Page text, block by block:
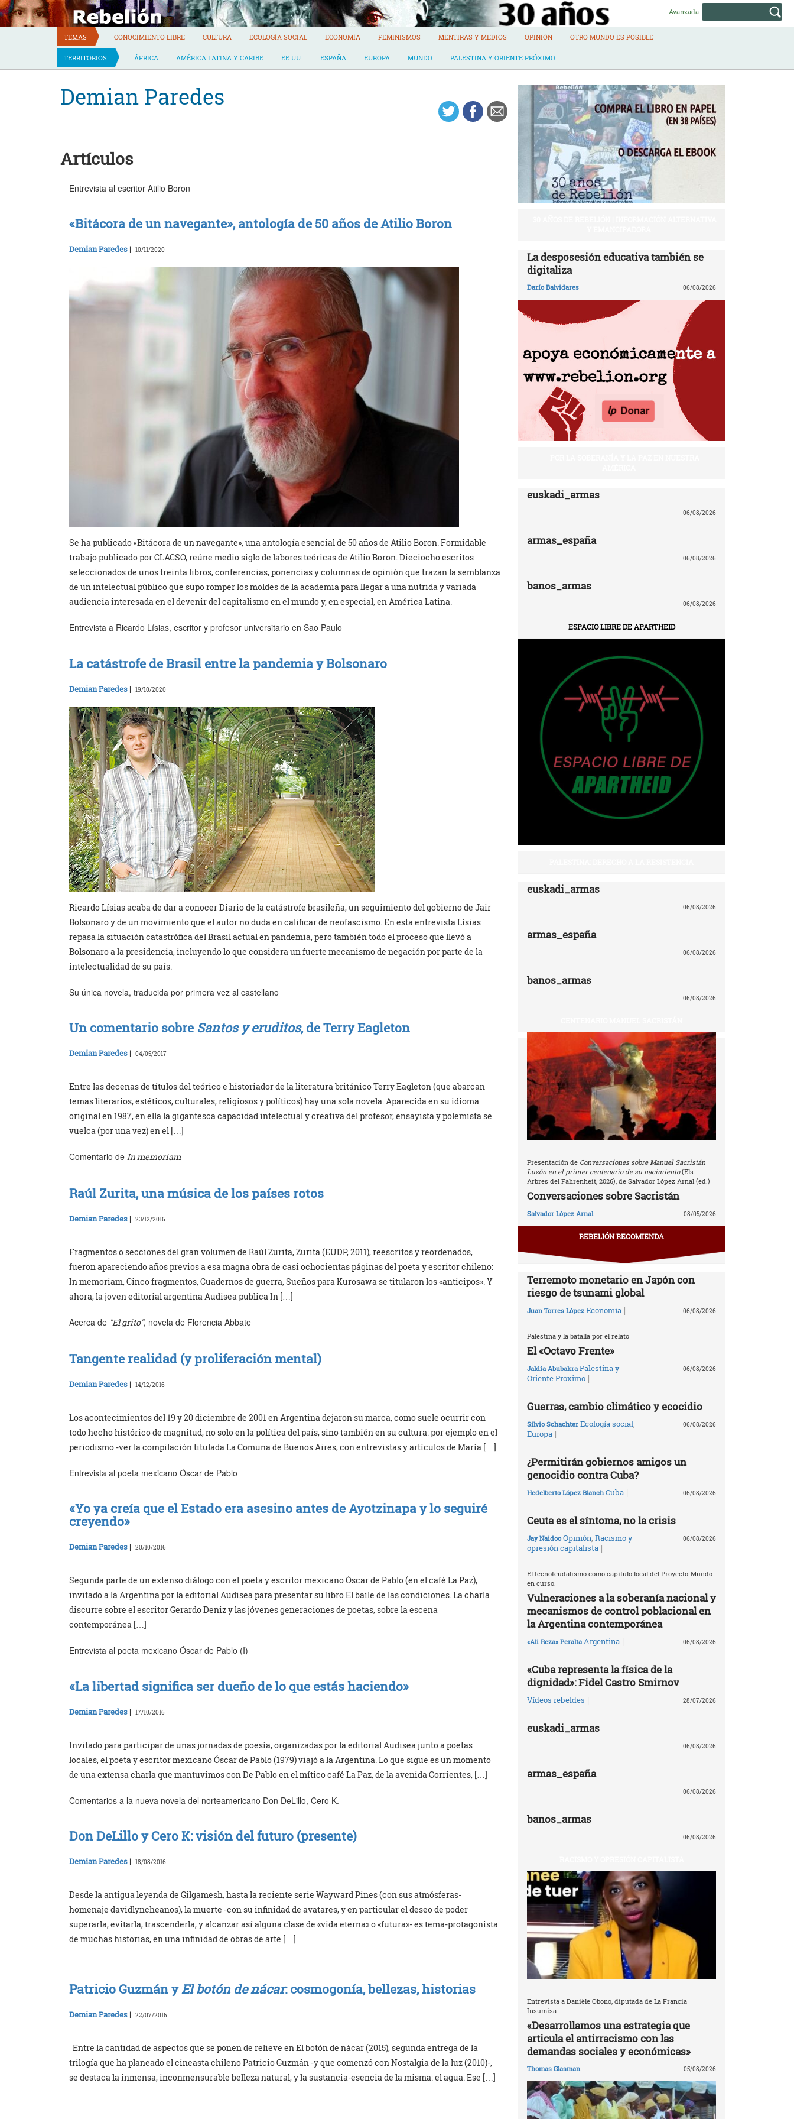
Skip
to
content
Avanzada
TEMAS CONOCIMIENTO LIBRE CULTURA ECOLOGÍA SOCIAL ECONOMÍA FEMINISMOS MENTIRAS Y MEDIOS OPINIÓN OTRO MUNDO ES POSIBLE
TERRITORIOS ÁFRICA AMÉRICA LATINA Y CARIBE EE.UU. ESPAÑA EUROPA MUNDO PALESTINA Y ORIENTE PRÓXIMO
Demian Paredes
Artículos
Entrevista al escritor Atilio Boron
«Bitácora de un navegante», antología de 50 años de Atilio Boron
Demian Paredes | 10/11/2020
Se ha publicado «Bitácora de un navegante», una antología esencial de 50 años de Atilio Boron. Formidable
trabajo publicado por CLACSO, reúne medio siglo de labores teóricas de Atilio Boron. Dieciocho escritos
seleccionados de unos treinta libros, conferencias, ponencias y columnas de opinión que trazan la semblanza
de un intelectual público que supo romper los moldes de la academia para llegar a una nutrida y variada
audiencia interesada en el devenir del capitalismo en el mundo y, en especial, en América Latina.
Entrevista a Ricardo Lísias, escritor y profesor universitario en Sao Paulo
La catástrofe de Brasil entre la pandemia y Bolsonaro
Demian Paredes | 19/10/2020
Ricardo Lísias acaba de dar a conocer Diario de la catástrofe brasileña, un seguimiento del gobierno de Jair
Bolsonaro y de un movimiento que el autor no duda en calificar de neofascismo. En esta entrevista Lísias
repasa la situación catastrófica del Brasil actual en pandemia, pero también todo el proceso que llevó a
Bolsonaro a la presidencia, incluyendo lo que considera un fuerte mecanismo de negación por parte de la
intelectualidad de su país.
Su única novela, traducida por primera vez al castellano
Un comentario sobre Santos y eruditos, de Terry Eagleton
Demian Paredes | 04/05/2017
Entre las decenas de títulos del teórico e historiador de la literatura británico Terry Eagleton (que abarcan
temas literarios, estéticos, culturales, religiosos y políticos) hay una sola novela. Aparecida en su idioma
original en 1987, en ella la gigantesca capacidad intelectual y creativa del profesor, ensayista y polemista se
vuelca (por una vez) en el […]
Comentario de In memoriam
Raúl Zurita, una música de los países rotos
Demian Paredes | 23/12/2016
Fragmentos o secciones del gran volumen de Raúl Zurita, Zurita (EUDP, 2011), reescritos y reordenados,
fueron apareciendo años previos a esa magna obra de casi ochocientas páginas del poeta y escritor chileno:
In memoriam, Cinco fragmentos, Cuadernos de guerra, Sueños para Kurosawa se titularon los «anticipos». Y
ahora, la joven editorial argentina Audisea publica In […]
Acerca de "El grito", novela de Florencia Abbate
Tangente realidad (y proliferación mental)
Demian Paredes | 14/12/2016
Los acontecimientos del 19 y 20 diciembre de 2001 en Argentina dejaron su marca, como suele ocurrir con
todo hecho histórico de magnitud, no solo en la política del país, sino también en su cultura: por ejemplo en el
periodismo -ver la compilación titulada La Comuna de Buenos Aires, con entrevistas y artículos de María […]
Entrevista al poeta mexicano Óscar de Pablo
«Yo ya creía que el Estado era asesino antes de Ayotzinapa y lo seguiré
creyendo»
Demian Paredes | 20/10/2016
Segunda parte de un extenso diálogo con el poeta y escritor mexicano Óscar de Pablo (en el café La Paz),
invitado a la Argentina por la editorial Audisea para presentar su libro El baile de las condiciones. La charla
discurre sobre el escritor Gerardo Deniz y las jóvenes generaciones de poetas, sobre la escena
contemporánea […]
Entrevista al poeta mexicano Óscar de Pablo (I)
«La libertad significa ser dueño de lo que estás haciendo»
Demian Paredes | 17/10/2016
Invitado para participar de unas jornadas de poesía, organizadas por la editorial Audisea junto a poetas
locales, el poeta y escritor mexicano Óscar de Pablo (1979) viajó a la Argentina. Lo que sigue es un momento
de una extensa charla que mantuvimos con De Pablo en el mítico café La Paz, de la avenida Corrientes, […]
Comentarios a la nueva novela del norteamericano Don DeLillo, Cero K.
Don DeLillo y Cero K: visión del futuro (presente)
Demian Paredes | 18/08/2016
Desde la antigua leyenda de Gilgamesh, hasta la reciente serie Wayward Pines (con sus atmósferas-
homenaje davidlyncheanos), la muerte -con su infinidad de avatares, y en particular el deseo de poder
superarla, evitarla, trascenderla, y alcanzar así alguna clase de «vida eterna» o «futura»- es tema-protagonista
de muchas historias, en una infinidad de obras de arte […]
Patricio Guzmán yEl botón de nácar: cosmogonía, bellezas, historias
Demian Paredes | 22/07/2016
Entre la cantidad de aspectos que se ponen de relieve en El botón de nácar (2015), segunda entrega de la
trilogía que ha planeado el cineasta chileno Patricio Guzmán -y que comenzó con Nostalgia de la luz (2010)-,
se destaca la inmensa, inconmensurable belleza natural, y la sustancia-esencia de la misma: el agua. Ese […]
La desposesión educativa también se
digitaliza
Darío Balvidares 06/08/2026
euskadi_armas
06/08/2026
armas_españa
06/08/2026
banos_armas
06/08/2026
ESPACIO LIBRE DE APARTHEID
euskadi_armas
06/08/2026
armas_españa
06/08/2026
banos_armas
06/08/2026
Presentación de Conversaciones sobre Manuel Sacristán
Luzón en el primer centenario de su nacimiento(Els
Arbres del Fahrenheit, 2026), de Salvador López Arnal (ed.)
Conversaciones sobre Sacristán
Salvador López Arnal 08/05/2026
REBELIÓN RECOMIENDA
Terremoto monetario en Japón con
riesgo de tsunami global
Juan Torres López Economía | 06/08/2026
Palestina y la batalla por el relato
El «Octavo Frente»
Jaldía Abubakra Palestina y
Oriente Próximo |
06/08/2026
Guerras, cambio climático y ecocidio
Silvio Schachter Ecología social
Europa |
06/08/2026
¿Permitirán gobiernos amigos un
genocidio contra Cuba?
Hedelberto López Blanch Cuba | 06/08/2026
Ceuta es el síntoma, no la crisis
Jay Naidoo Opinión Racismo y
opresión capitalista |
06/08/2026
El tecnofeudalismo como capítulo local del Proyecto-Mundo
en curso.
Vulneraciones a la soberanía nacional y
mecanismos de control poblacional en
la Argentina contemporánea
«Ali Reza» Peralta Argentina | 06/08/2026
«Cuba representa la física de la
dignidad»: Fidel Castro Smirnov
Vídeos rebeldes | 28/07/2026
euskadi_armas
06/08/2026
armas_españa
06/08/2026
banos_armas
06/08/2026
Entrevista a Danièle Obono, diputada de La Francia
Insumisa
«Desarrollamos una estrategia que
articula el antirracismo con las
demandas sociales y económicas»
Thomas Glasman 05/08/2026